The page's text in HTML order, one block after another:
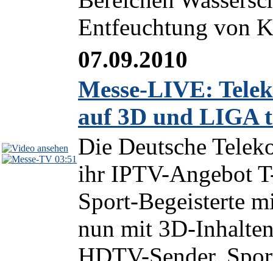
Entfeuchtung von
03:51
07.09.2010
Messe-LIVE:
auf 3D und LIGA
Die Deutsche
ihr IPTV-Angebot
Sport-Begeisterte
nun mit 3D-
HDTV-Sender,